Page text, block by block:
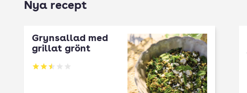
Nya recept
Grynsallad med
grillat grönt
Betyg: 2.5 av 5